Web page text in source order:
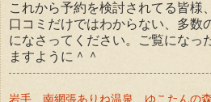
これから予約を検討されてる皆様
口コミだけではわからない、多数
になさってください。ご覧になっ
ますように＾＾
岩手 南網張ありね温泉 ゆこたんの森